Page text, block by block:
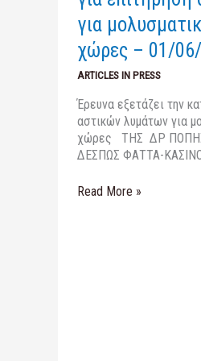
για
χώρες – 01/
ARTICLES IN PRESS
Έρευνα εξετάζει την
αστικών λυμάτων για
χώρες THΣ ΔΡ
ΔΕΣΠΩΣ ΦΑΤΤΑ-
01/06/23
Read More »